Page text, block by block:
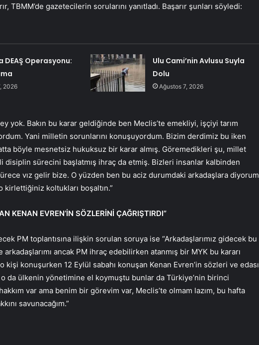
TBMM’de gazetecilerin sorularını yanıtladı. Başarır şunları söyledi:
DEAŞ Operasyonu:
2026
Ulu Cami’nin Avlusu Suyla
Dolu
Ağustos 7, 2026
yok. Bakın bu karar geldiğinde ben Meclis’te emekliyi, işçiyi tarım
Yani milletin sorunlarını konuşuyordum. Bizim derdimiz bu iken
böyle mesnetsiz hukuksuz bir karar almış. Göremedikleri şu, millet
disiplin sürecini başlatmış ihraç da etmiş. Bizleri insanlar kalbinden
vız gelir bize. O yüzden ben bu aciz durumdaki arkadaşlara diyorum
koltukları boşaltın.”
KENAN EVREN’İN SÖZLERİNİ ÇAĞRIŞTIRDI”
PM toplantısına ilişkin sorulan soruya ise “Arkadaşlarımız gidecek bu
ancak PM ihraç edebilirken atanmış bir MYK bu kararı
kişi konuşurken 12 Eylül sabahı konuşan Kenan Evren’in sözleri ve edası
o da ülkenin yönetimine el koymuştu bunlar da Türkiye’nin birinci
var ama benim bir görevim var, Meclis’te olmam lazım, bu hafta
savunacağım.”